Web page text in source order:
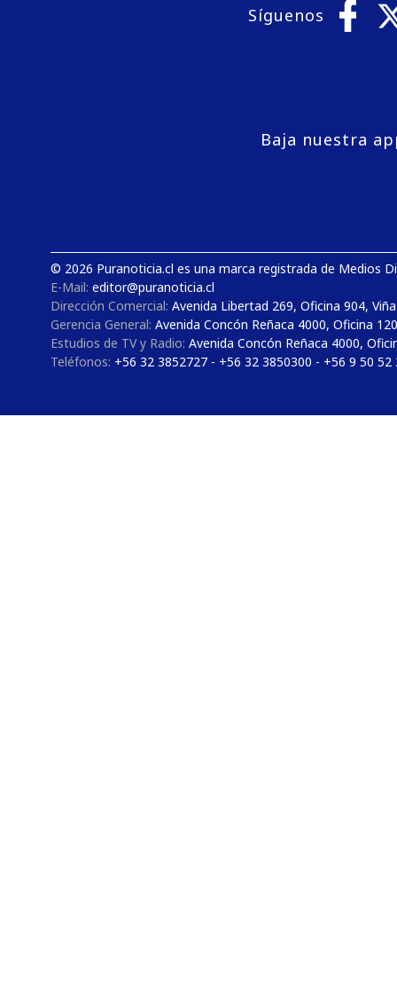
Síguenos
Baja nuestra
© 2026 Puranoticia.cl es una marca registrada de Medios
E-Mail: editor@puranoticia.cl
Dirección Comercial: Avenida Libertad 269, Oficina 904,
Gerencia General: Avenida Concón Reñaca 4000, Oficina
Estudios de TV y Radio: Avenida Concón Reñaca 4000,
Teléfonos: +56 32 3852727 - +56 32 3850300 - +56 9 50 52